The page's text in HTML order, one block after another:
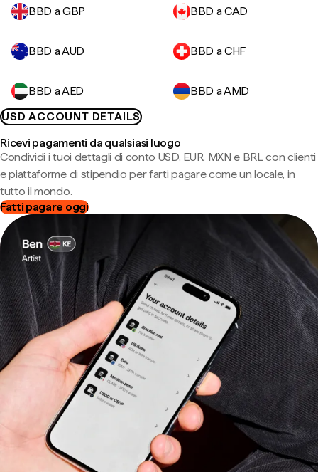
BBD a GBP BBD a CAD
BBD a AUD BBD a CHF
BBD a AED
BBD a AMD
USD ACCOUNT DETAILS
Ricevi pagamenti da qualsiasi luogo
Condividi i tuoi dettagli di conto USD, EUR, MXN e BRL con clienti
e piattaforme di stipendio per farti pagare come un locale, in
tutto il mondo.
Fatti pagare oggi